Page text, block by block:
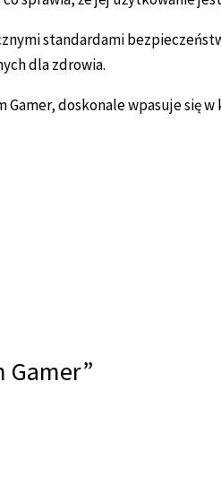
standardami
dla zdrowia.
doskonale wpasuje się
Gamer”